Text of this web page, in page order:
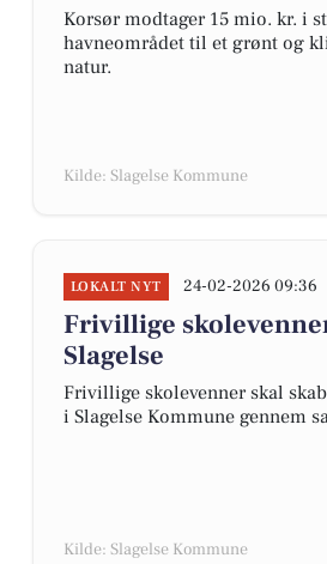
Korsør modtager 15 mio. kr. i
havneområdet til et grønt og
natur.
Kilde: Slagelse Kommune
LOKALT NYT 24-02-2026 09:36
Frivillige
Slagelse
Frivillige skolevenner skal
i Slagelse Kommune gennem
Kilde: Slagelse Kommune